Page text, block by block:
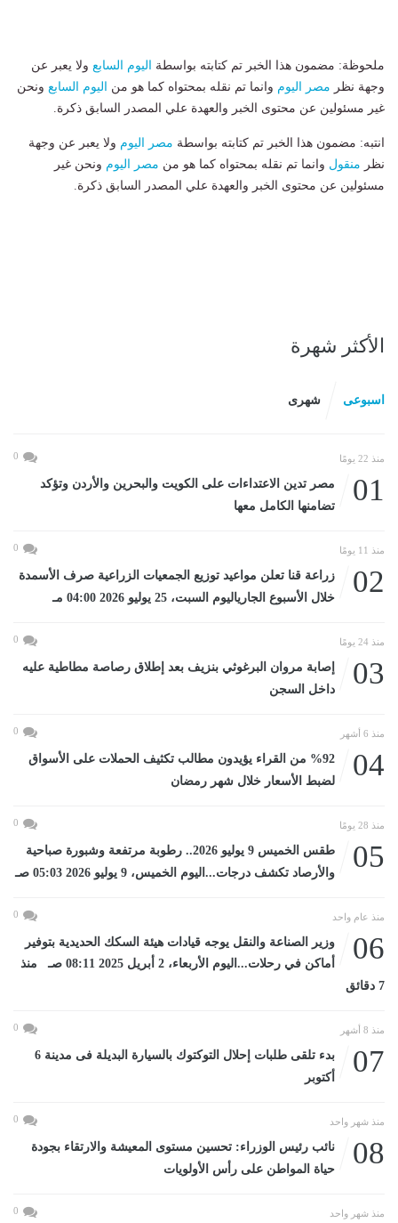
ملحوظة: مضمون هذا الخبر تم كتابته بواسطة اليوم السابع ولا يعبر عن
وجهة نظر مصر اليوم وانما تم نقله بمحتواه كما هو من اليوم السابع ونحن
غير مسئولين عن محتوى الخبر والعهدة علي المصدر السابق ذكرة.
انتبه: مضمون هذا الخبر تم كتابته بواسطة مصر اليوم ولا يعبر عن وجهة
نظر منقول وانما تم نقله بمحتواه كما هو من مصر اليوم ونحن غير
مسئولين عن محتوى الخبر والعهدة علي المصدر السابق ذكرة.
الأكثر شهرة
اسبوعى شهرى
منذ 22 يومًا 0
01
مصر تدين الاعتداءات على الكويت والبحرين والأردن وتؤكد
تضامنها الكامل معها
منذ 11 يومًا 0
02
زراعة قنا تعلن مواعيد توزيع الجمعيات الزراعية صرف الأسمدة
خلال الأسبوع الجارياليوم السبت، 25 يوليو 2026 04:00 مـ
منذ 24 يومًا 0
03
إصابة مروان البرغوثي بنزيف بعد إطلاق رصاصة مطاطية عليه
داخل السجن
منذ 6 أشهر 0
04
%92 من القراء يؤيدون مطالب تكثيف الحملات على الأسواق
لضبط الأسعار خلال شهر رمضان
منذ 28 يومًا 0
05
طقس الخميس 9 يوليو 2026.. رطوبة مرتفعة وشبورة صباحية
والأرصاد تكشف درجات...اليوم الخميس، 9 يوليو 2026 05:03 صـ
منذ عام واحد 0
06
وزير الصناعة والنقل يوجه قيادات هيئة السكك الحديدية بتوفير
أماكن في رحلات...اليوم الأربعاء، 2 أبريل 2025 08:11 صـ منذ
7 دقائق
منذ 8 أشهر 0
07
بدء تلقى طلبات إحلال التوكتوك بالسيارة البديلة فى مدينة 6
أكتوبر
منذ شهر واحد 0
08
نائب رئيس الوزراء: تحسين مستوى المعيشة والارتقاء بجودة
حياة المواطن على رأس الأولويات
منذ شهر واحد 0